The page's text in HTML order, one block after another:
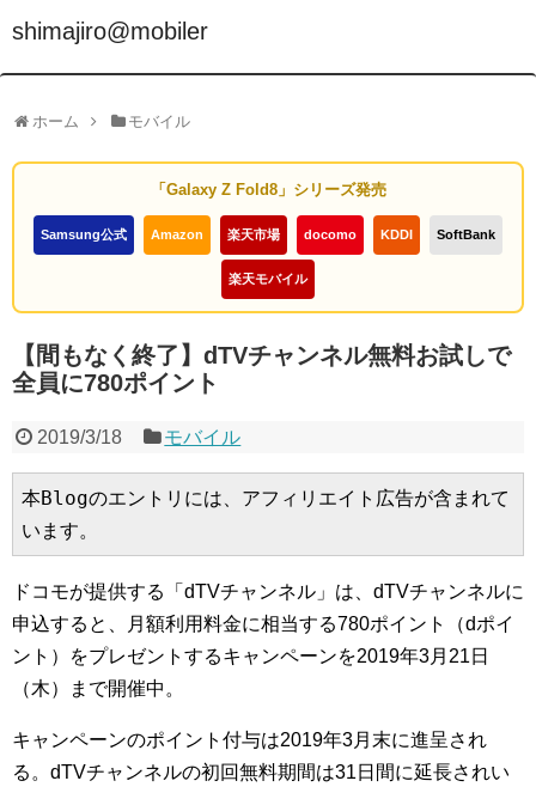
shimajiro@mobiler
ホーム モバイル
「Galaxy Z Fold8」シリーズ発売
Samsung公式 Amazon 楽天市場 docomo KDDI SoftBank
楽天モバイル
【間もなく終了】dTVチャンネル無料お試しで
全員に780ポイント
2019/3/18 モバイル
本Blogのエントリには、アフィリエイト広告が含まれて
います。
ドコモが提供する「dTVチャンネル」は、dTVチャンネルに
申込すると、月額利用料金に相当する780ポイント（dポイ
ント）をプレゼントするキャンペーンを2019年3月21日
（木）まで開催中。
キャンペーンのポイント付与は2019年3月末に進呈され
る。dTVチャンネルの初回無料期間は31日間に延長されい